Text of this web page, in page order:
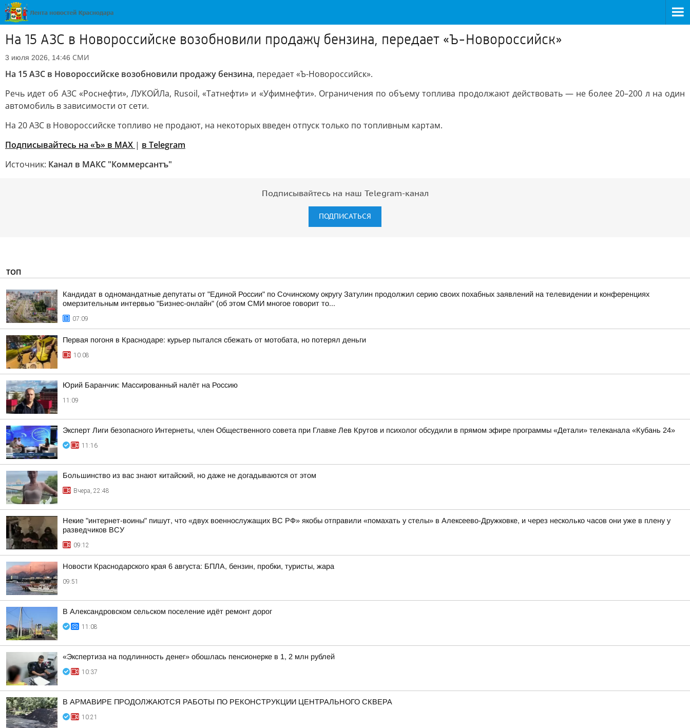
На 15 АЗС в Новороссийске возобновили продажу бензина, передает «Ъ-Новороссийск»
3 июля 2026, 14:46 СМИ
На 15 АЗС в Новороссийске возобновили продажу бензина, передает «Ъ-Новороссийск».
Речь идет об АЗС «Роснефти», ЛУКОЙЛа, Rusoil, «Татнефти» и «Уфимнефти». Ограничения по объему топлива продолжают действовать — не более 20–200 л на один
автомобиль в зависимости от сети.
На 20 АЗС в Новороссийске топливо не продают, на некоторых введен отпуск только по топливным картам.
Подписывайтесь на «Ъ» в MAX | в Telegram
Источник: Канал в МАКС "Коммерсантъ"
Подписывайтесь на наш Telegram-канал
ПОДПИСАТЬСЯ
ТОП
Кандидат в одномандатные депутаты от "Единой России" по Сочинскому округу Затулин продолжил серию своих похабных заявлений на телевидении и конференциях
омерзительным интервью "Бизнес-онлайн" (об этом СМИ многое говорит то...
07:09
Первая погоня в Краснодаре: курьер пытался сбежать от мотобата, но потерял деньги
10:08
Юрий Баранчик: Массированный налёт на Россию
11:09
Эксперт Лиги безопасного Интернеты, член Общественного совета при Главке Лев Крутов и психолог обсудили в прямом эфире программы «Детали» телеканала «Кубань 24»
11:16
Большинство из вас знают китайский, но даже не догадываются от этом
Вчера, 22:48
Некие "интернет-воины" пишут, что «двух военнослужащих ВС РФ» якобы отправили «помахать у стелы» в Алексеево-Дружковке, и через несколько часов они уже в плену у
разведчиков ВСУ
09:12
Новости Краснодарского края 6 августа: БПЛА, бензин, пробки, туристы, жара
09:51
В Александровском сельском поселение идёт ремонт дорог
11:08
«Экспертиза на подлинность денег» обошлась пенсионерке в 1, 2 млн рублей
10:37
В АРМАВИРЕ ПРОДОЛЖАЮТСЯ РАБОТЫ ПО РЕКОНСТРУКЦИИ ЦЕНТРАЛЬНОГО СКВЕРА
10:21